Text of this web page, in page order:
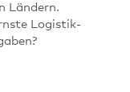
Ländern.
Logistik-